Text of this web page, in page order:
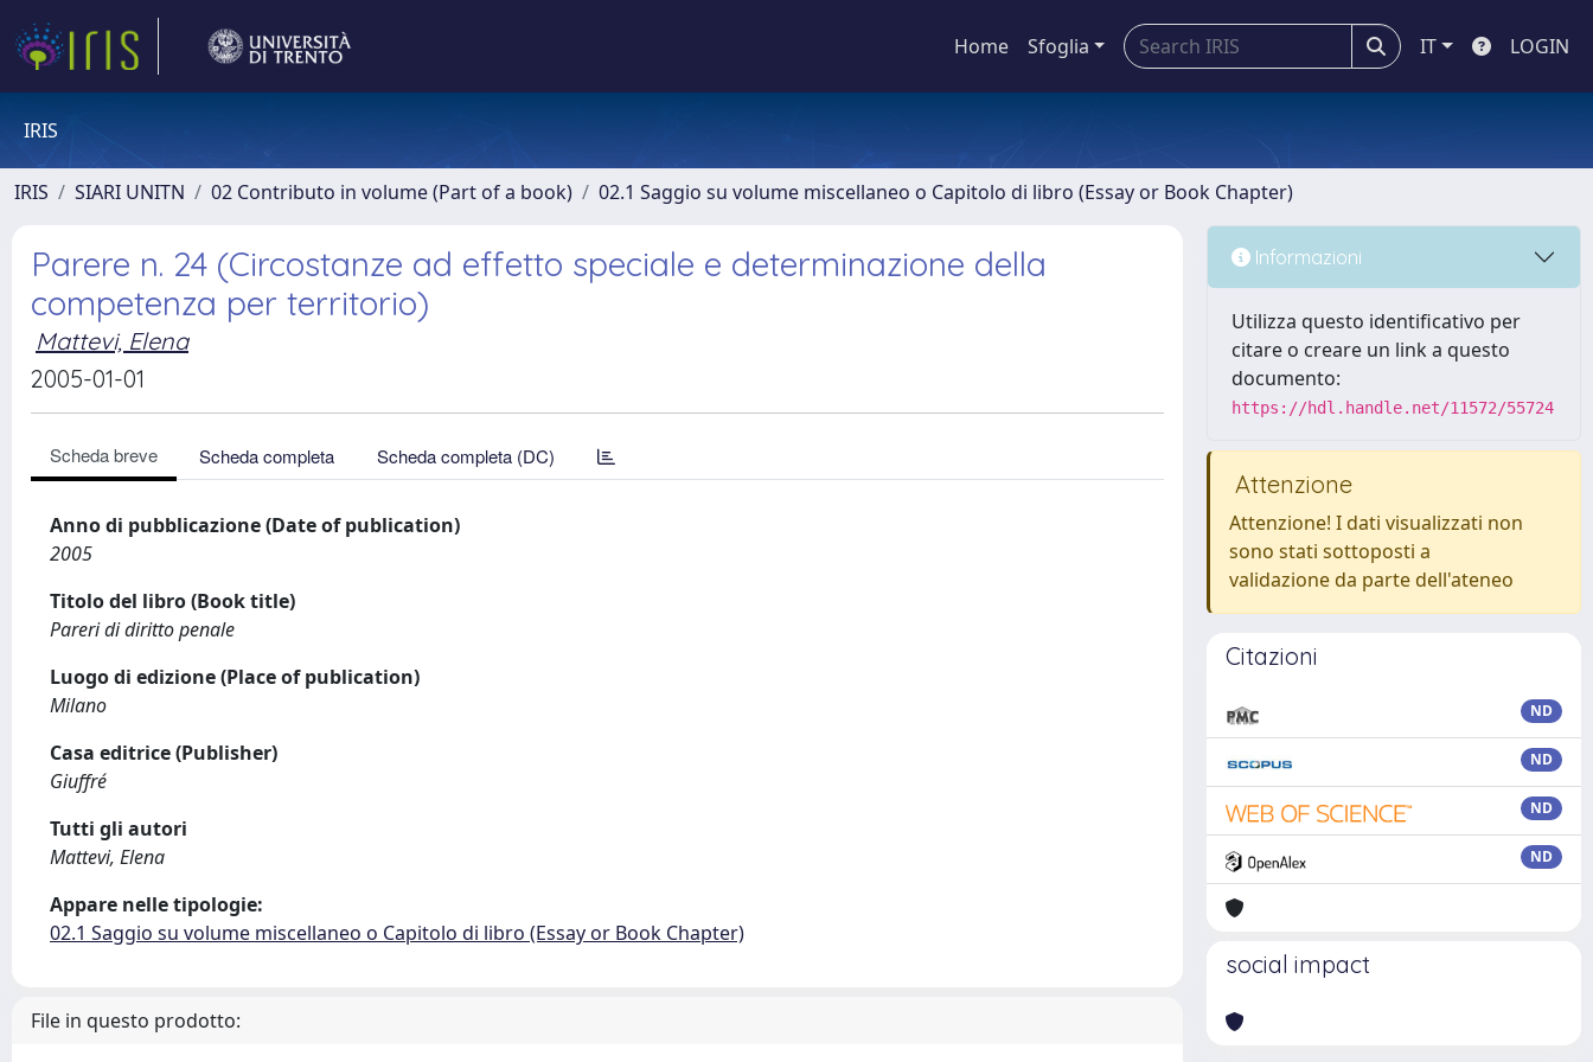
Home Sfoglia IT LOGIN
IRIS
IRIS SIARI UNITN 02 Contributo in volume (Part of a book) 02.1 Saggio su volume miscellaneo o Capitolo di libro (Essay or Book Chapter)
Parere n. 24 (Circostanze ad effetto speciale e determinazione della
competenza per territorio)
Mattevi, Elena
2005-01-01
Scheda breve Scheda completa Scheda completa (DC)
Anno di pubblicazione (Date of publication)
2005
Titolo del libro (Book title)
Pareri di diritto penale
Luogo di edizione (Place of publication)
Milano
Casa editrice (Publisher)
Giuffré
Tutti gli autori
Mattevi, Elena
Appare nelle tipologie:
02.1 Saggio su volume miscellaneo o Capitolo di libro (Essay or Book Chapter)
File in questo prodotto:
Informazioni
Utilizza questo identificativo per
citare o creare un link a questo
documento:
https://hdl.handle.net/11572/55724
Attenzione
Attenzione! I dati visualizzati non
sono stati sottoposti a
validazione da parte dell'ateneo
Citazioni
ND
ND
ND
ND
social impact